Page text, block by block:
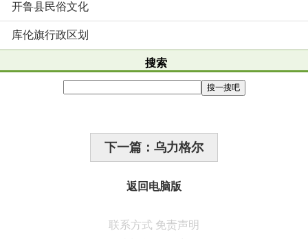
开鲁县民俗文化
库伦旗行政区划
搜索
下一篇：乌力格尔
返回电脑版
联系方式 免责声明